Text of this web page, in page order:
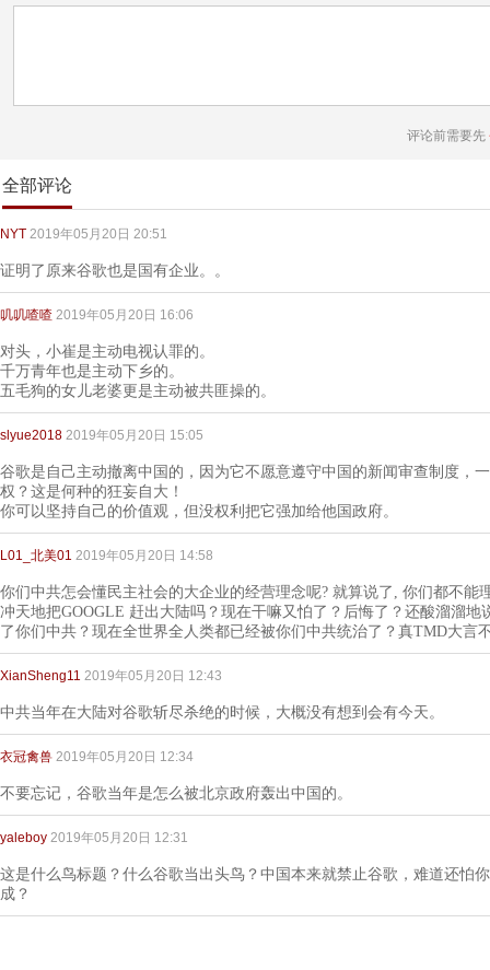
评论前需要先
全部评论
NYT 2019年05月20日 20:51
证明了原来谷歌也是国有企业。。
叽叽喳喳 2019年05月20日 16:06
对头，小崔是主动电视认罪的。
千万青年也是主动下乡的。
五毛狗的女儿老婆更是主动被共匪操的。
slyue2018 2019年05月20日 15:05
谷歌是自己主动撤离中国的，因为它不愿意遵守中国的新闻审查制度，
权？这是何种的狂妄自大！
你可以坚持自己的价值观，但没权利把它强加给他国政府。
L01_北美01 2019年05月20日 14:58
你们中共怎会懂民主社会的大企业的经营理念呢? 就算说了, 你们都不能
冲天地把GOOGLE 赶出大陆吗？现在干嘛又怕了？后悔了？还酸溜溜
了你们中共？现在全世界全人类都已经被你们中共统治了？真TMD大言
XianSheng11 2019年05月20日 12:43
中共当年在大陆对谷歌斩尽杀绝的时候，大概没有想到会有今天。
衣冠禽兽 2019年05月20日 12:34
不要忘记，谷歌当年是怎么被北京政府轰出中国的。
yaleboy 2019年05月20日 12:31
这是什么鸟标题？什么谷歌当出头鸟？中国本来就禁止谷歌，难道还怕
成？